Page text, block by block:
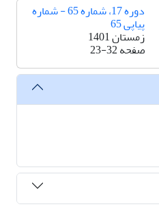
دوره 17، شماره 65 - شماره
پیاپی 65
زمستان 1401
صفحه23-32